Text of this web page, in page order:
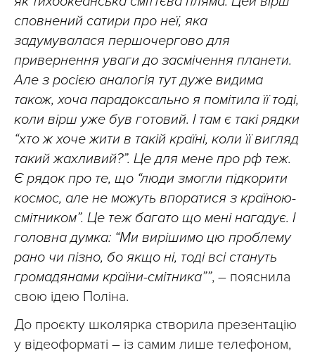
сповнений сатири про неї, яка
задумувалася першочергово для
привернення уваги до засмічення планети.
Але з росією аналогія тут дуже видима
також, хоча парадоксально я помітила її тоді,
коли вірш уже був готовий. І там є такі рядки
“хто ж хоче жити в такій країні, коли її вигляд
такий жахливий?”. Це для мене про рф теж.
Є рядок про те, що “люди змогли підкорити
космос, але не можуть впоратися з країною-
смітником”. Це теж багато що мені нагадує. І
головна думка: “Ми вирішимо цю проблему
рано чи пізно, бо якщо ні, тоді всі стануть
громадянами країни-смітника””, – пояснила
свою ідею Поліна.
До проєкту школярка створила презентацію
у відеоформаті – із самим лише телефоном,